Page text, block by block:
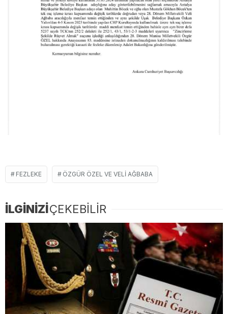
FEZLEKE ÖZGÜR ÖZEL VE VELI AĞBABA
İLGİNİZİÇEKEBİLİR